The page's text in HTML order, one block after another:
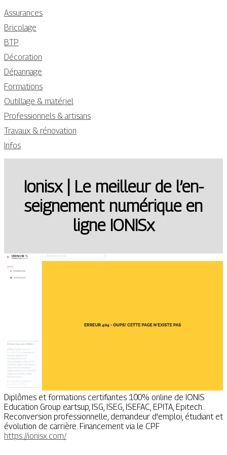
Assurances
Bricolage
BTP
Décoration
Dépannage
Formations
Outillage & matériel
Professionnels & artisans
Travaux & rénovation
Infos
Ionisx | Le meilleur de l’en­
seig­ne­ment numérique en
ligne IONISx
Diplômes et formations certifiantes 100% online de IONIS
Education Group eartsup, ISG, ISEG, ISEFAC, EPITA, Epitech..
Reconversion professionnelle, demandeur d'emploi, étudiant et
évolution de carrière. Financement via le CPF
https://ionisx.com/